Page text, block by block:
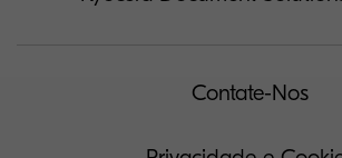
Contate-Nos